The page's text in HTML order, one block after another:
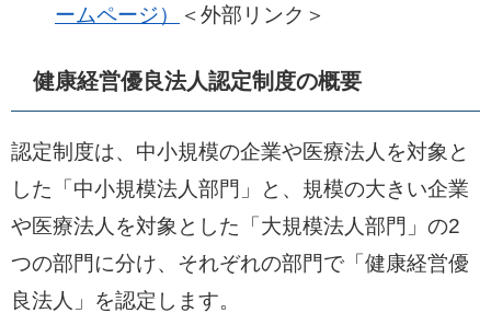
ームページ）
＜外部リンク＞
健康経営優良法人認定制度の概要
認定制度は、中小規模の企業や医療法人を対象と
した「中小規模法人部門」と、規模の大きい企業
や医療法人を対象とした「大規模法人部門」の2
つの部門に分け、それぞれの部門で「健康経営優
良法人」を認定します。